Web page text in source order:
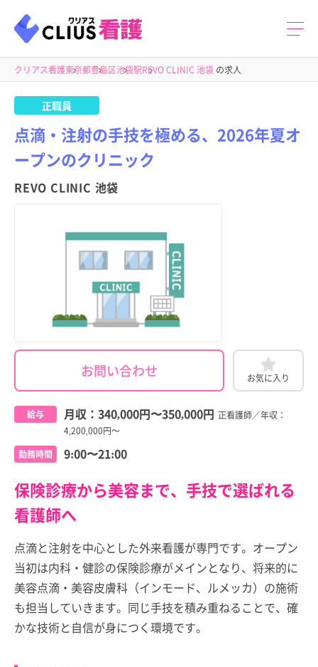
クリアス看護東京都豊島区池袋駅REVO CLINIC 池袋 の求人
正職員
点滴・注射の手技を極める、2026年夏オ
ープンのクリニック
REVO CLINIC 池袋
お問い合わせ お気に入り
給与 月収： 340,000円〜350,000円 正看護師／年収：
4,200,000円～
勤務時間
9:00〜21:00
保険診療から美容まで、手技で選ばれる
看護師へ
点滴と注射を中心とした外来看護が専門です。オープン
当初は内科・健診の保険診療がメインとなり、将来的に
美容点滴・美容皮膚科（インモード、ルメッカ）の施術
も担当していきます。同じ手技を積み重ねることで、確
かな技術と自信が身につく環境です。